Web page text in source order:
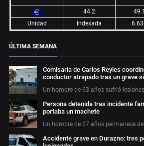
44.2
Unidad
Indexada
ÚLTIMA SEMANA
Comisaría de Carlos Reyles
conductor atrapado tras un grave
Un hombre de 63 años sufrió
Persona detenida tras incidente
portaba un machete
Un hombre de 27 años permanece
Accidente grave en Durazno: tres